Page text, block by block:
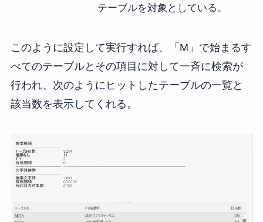
テーブルを対象としている。
このように設定して実行すれば、「M」で始まるす
べてのテーブルとその項目に対して一斉に検索が
行われ、次のようにヒットしたテーブルの一覧と
該当数を表示してくれる。